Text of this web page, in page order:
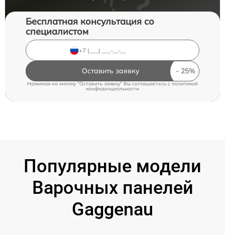
Бесплатная консультация со
специалистом
Оставить заявку
Нажимая на кнопку "Оставить заявку" Вы соглашаетесь c политикой
конфиденциальности
Популярные модели
Варочных панелей
Gaggenau